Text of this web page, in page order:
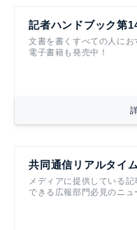
記者ハンドブック第
文書を書くすべての人にお
電子書籍も発売中！
共同通信リアルタイ
メディアに提供している
できる広報部門必見のニュ